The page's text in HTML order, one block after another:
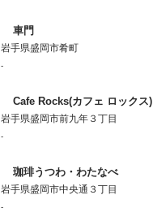
車門
岩手県盛岡市肴町
-
Cafe Rocks(カフェ ロックス)
岩手県盛岡市前九年３丁目
-
珈琲うつわ・わたなべ
岩手県盛岡市中央通３丁目
-